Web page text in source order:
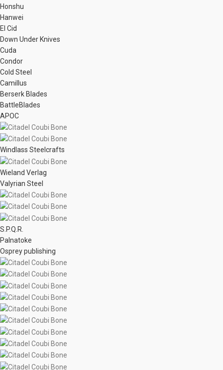
Honshu
Hanwei
El Cid
Down Under Knives
Cuda
Condor
Cold Steel
Camillus
Berserk Blades
BattleBlades
APOC
Windlass Steelcrafts
Wieland Verlag
Valyrian Steel
S.P.Q.R.
Palnatoke
Osprey publishing